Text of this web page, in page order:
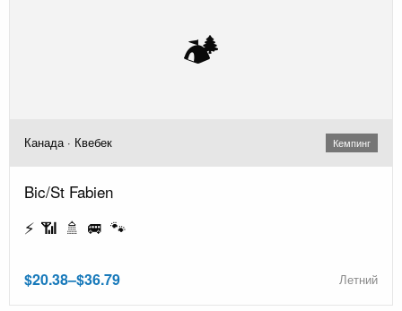
🏕️
Канада · Квебек Кемпинг
Bic/St Fabien
⚡ 📶 🚿 🚐 🐾
$20.38–$36.79 Летний